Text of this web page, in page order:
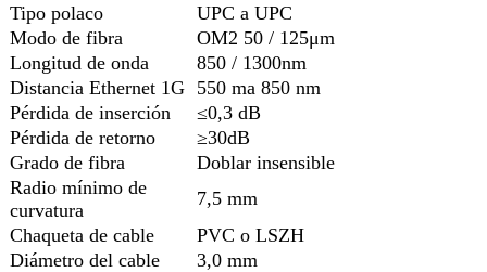
Tipo polaco
UPC a UPC
Modo de fibra
OM2 50 / 125μm
Longitud de onda
850 / 1300nm
Distancia Ethernet 1G 550 ma 850 nm
Pérdida de inserción
≤0,3 dB
Pérdida de retorno
≥30dB
Grado de fibra
Doblar insensible
Radio mínimo de
curvatura
7,5 mm
Chaqueta de cable
PVC o LSZH
Diámetro del cable
3,0 mm